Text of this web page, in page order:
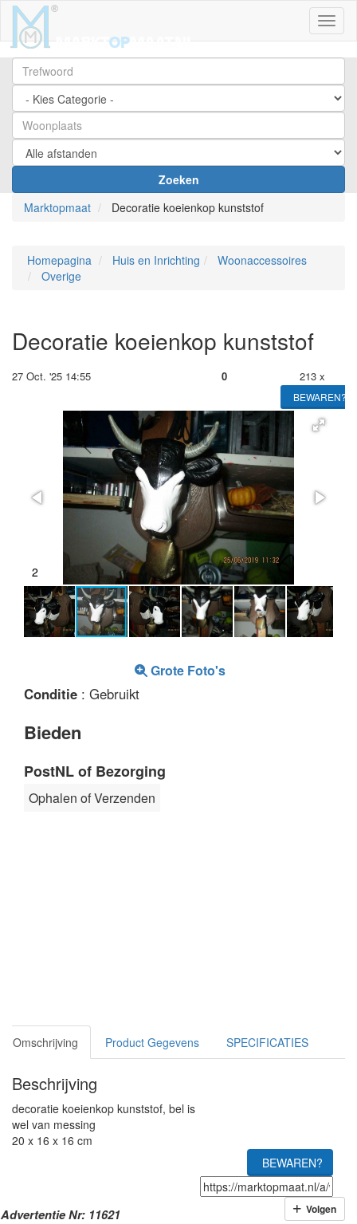
Zoeken
Marktopmaat
Decoratie koeienkop kunststof
Homepagina Huis en Inrichting
Woonaccessoires
Overige
Decoratie koeienkop kunststof
27 Oct. '25 14:55 0 213 x
BEWAREN?
2
Grote Foto's
Conditie : Gebruikt
Bieden
PostNL of Bezorging
Ophalen of Verzenden
Omschrijving Product Gegevens SPECIFICATIES
Beschrijving
decoratie koeienkop kunststof, bel is
wel van messing
20 x 16 x 16 cm
BEWAREN?
Advertentie Nr: 11621 Volgen